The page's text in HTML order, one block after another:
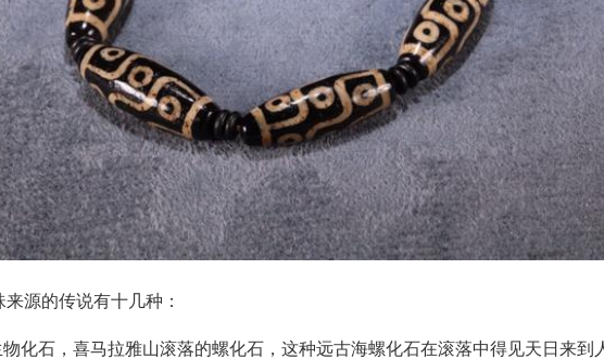
源的传说有十几种：
化石，喜马拉雅山滚落的螺化石，这种远古海螺化石在滚落中得见天日来到